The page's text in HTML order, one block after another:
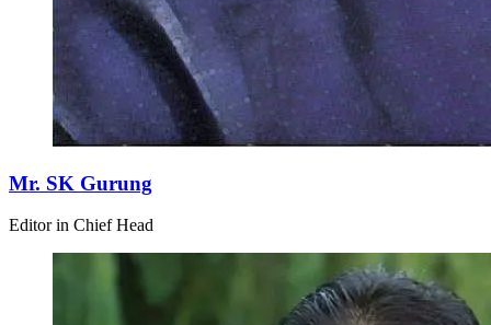
Mr. SK Gurung
Editor in Chief Head